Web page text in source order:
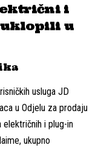
i
u
usluga JD
u Odjelu za prodaju
električnih i plug-in
ukupno